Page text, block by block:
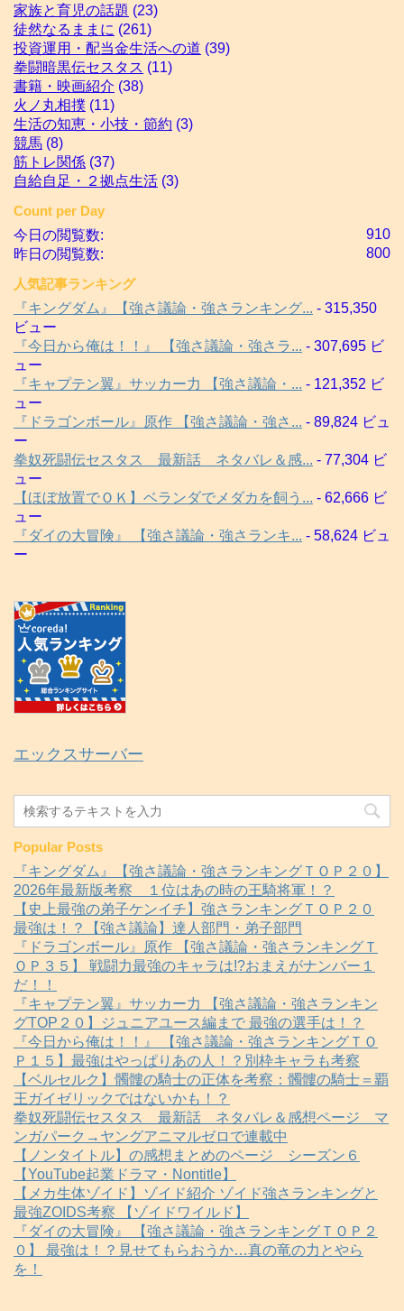
家族と育児の話題 (23)
徒然なるままに (261)
投資運用・配当金生活への道 (39)
拳闘暗黒伝セスタス (11)
書籍・映画紹介 (38)
火ノ丸相撲 (11)
生活の知恵・小技・節約 (3)
競馬 (8)
筋トレ関係 (37)
自給自足・２拠点生活 (3)
Count per Day
910
今日の閲覧数:
800
昨日の閲覧数:
人気記事ランキング
『キングダム』【強さ議論・強さランキング... - 315,350
ビュー
『今日から俺は！！』 【強さ議論・強さラ... - 307,695 ビ
ュー
『キャプテン翼』サッカー力 【強さ議論・... - 121,352 ビ
ュー
『ドラゴンボール』原作 【強さ議論・強さ... - 89,824 ビュ
ー
拳奴死闘伝セスタス 最新話 ネタバレ＆感... - 77,304 ビ
ュー
【ほぼ放置でＯＫ】ベランダでメダカを飼う... - 62,666 ビ
ュー
『ダイの大冒険』 【強さ議論・強さランキ... - 58,624 ビュ
ー
エックスサーバー
Popular Posts
『キングダム』【強さ議論・強さランキングＴＯＰ２０】
2026年最新版考察 １位はあの時の王騎将軍！？
【史上最強の弟子ケンイチ】強さランキングＴＯＰ２０
最強は！？【強さ議論】達人部門・弟子部門
『ドラゴンボール』原作 【強さ議論・強さランキングＴ
ＯＰ３５】 戦闘力最強のキャラは!?おまえがナンバー１
だ！！
『キャプテン翼』サッカー力 【強さ議論・強さランキン
グTOP２０】ジュニアユース編まで 最強の選手は！？
『今日から俺は！！』 【強さ議論・強さランキングＴＯ
Ｐ１５】最強はやっぱりあの人！？別枠キャラも考察
【ベルセルク】髑髏の騎士の正体を考察：髑髏の騎士＝覇
王ガイゼリックではないかも！？
拳奴死闘伝セスタス 最新話 ネタバレ＆感想ページ マ
ンガパーク→ヤングアニマルゼロで連載中
【ノンタイトル】の感想まとめのページ シーズン６
【YouTube起業ドラマ・Nontitle】
【メカ生体ゾイド】ゾイド紹介 ゾイド強さランキングと
最強ZOIDS考察 【ゾイドワイルド】
『ダイの大冒険』 【強さ議論・強さランキングＴＯＰ２
０】 最強は！？見せてもらおうか…真の竜の力とやら
を！